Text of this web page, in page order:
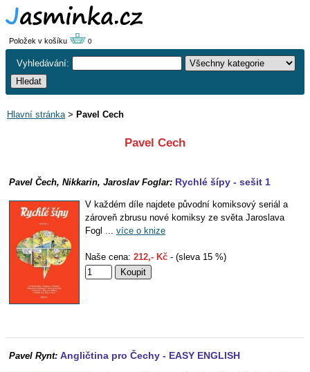
Položek v košíku 0
Vyhledávání:
Hlavní stránka> Pavel Cech
Pavel Cech
Pavel Čech, Nikkarin, Jaroslav Foglar: Rychlé šípy - sešit 1
V každém díle najdete původní komiksový seriál a
zároveň zbrusu nové komiksy ze světa Jaroslava
Fogl ... více o knize
Naše cena: 212,- Kč - (sleva 15 %)
Pavel Rynt: Angličtina pro Čechy - EASY ENGLISH